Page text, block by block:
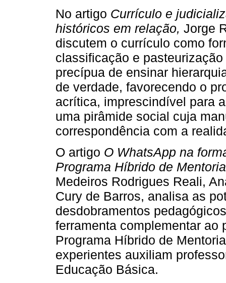
No artigo Currículo e
históricos em relação, Jorge
discutem o currículo como
classificação e
precípua de ensinar
de verdade, favorecendo o
acrítica, imprescindível para
uma pirâmide social cuja
correspondência com a
O artigo O WhatsApp na
Programa Híbrido de
Medeiros Rodrigues Reali,
Cury de Barros, analisa as
desdobramentos
ferramenta complementar ao
Programa Híbrido de
experientes auxiliam
Educação Básica.